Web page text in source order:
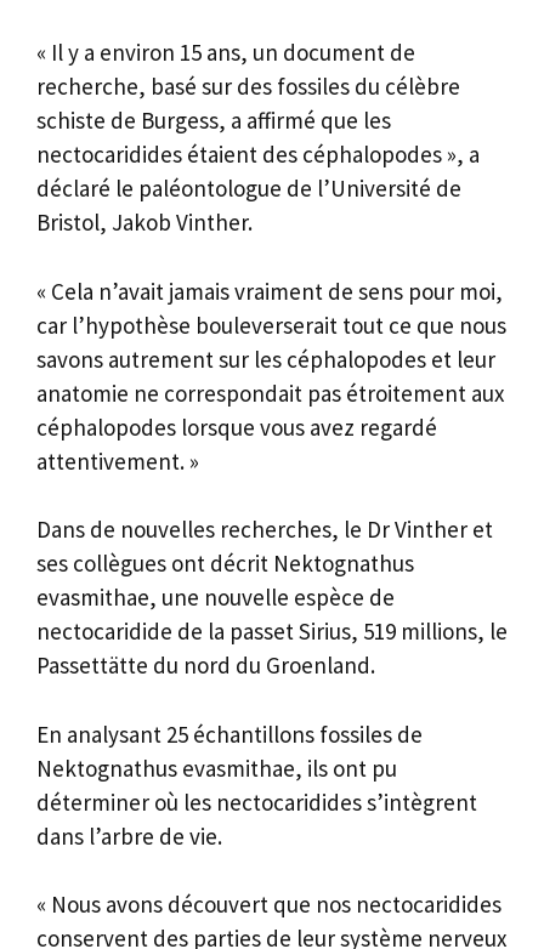
« Il y a environ 15 ans, un document de
recherche, basé sur des fossiles du célèbre
schiste de Burgess, a affirmé que les
nectocaridides étaient des céphalopodes », a
déclaré le paléontologue de l’Université de
Bristol, Jakob Vinther.
« Cela n’avait jamais vraiment de sens pour moi,
car l’hypothèse bouleverserait tout ce que nous
savons autrement sur les céphalopodes et leur
anatomie ne correspondait pas étroitement aux
céphalopodes lorsque vous avez regardé
attentivement. »
Dans de nouvelles recherches, le Dr Vinther et
ses collègues ont décrit Nektognathus
evasmithae, une nouvelle espèce de
nectocaridide de la passet Sirius, 519 millions, le
Passettätte du nord du Groenland.
En analysant 25 échantillons fossiles de
Nektognathus evasmithae, ils ont pu
déterminer où les nectocaridides s’intègrent
dans l’arbre de vie.
« Nous avons découvert que nos nectocaridides
conservent des parties de leur système nerveux